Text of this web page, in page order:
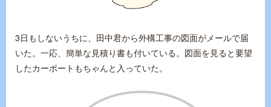
3日もしないうちに、田中君から外構工事の図面がメールで届
いた。一応、簡単な見積り書も付いている。図面を見ると要望
したカーポートもちゃんと入っていた。